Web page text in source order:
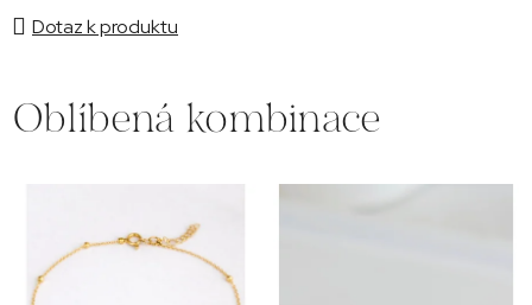
Dotaz k produktu
Oblíbená kombinace